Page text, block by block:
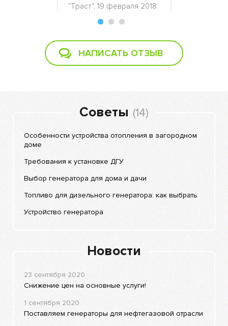
"Траст", 19 февраля 2018
НАПИСАТЬ ОТЗЫВ
Советы (14)
Особенности устройства отопления в загородном
доме
Требования к установке ДГУ
Выбор генератора для дома и дачи
Топливо для дизельного генератора: как выбрать
Устройство генератора
Новости
23 сентября 2020
Снижение цен на основные услуги!
1 сентября 2020
Поставляем генераторы для нефтегазовой отрасли